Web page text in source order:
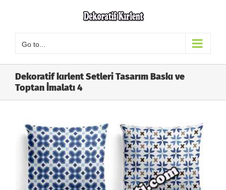
Go to...
Dekoratif kırlent Setleri Tasarım Baskı ve
Toptan İmalatı 4